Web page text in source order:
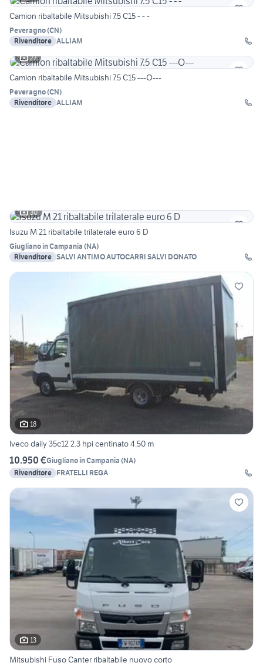
Camion ribaltabile Mitsubishi 7.5 C15 - - -
Peveragno(CN)
Rivenditore ALLIAM
27
Camion ribaltabile Mitsubishi 7.5 C15 ---O---
Peveragno(CN)
Rivenditore ALLIAM
30
Isuzu M 21 ribaltabile trilaterale euro 6 D
Giugliano in Campania (NA)
Rivenditore SALVI ANTIMO AUTOCARRI SALVI DONATO
18
Iveco daily 35c12 2.3 hpi centinato 4.50 m
10.950 €Giugliano in Campania (NA)
Rivenditore FRATELLI REGA
13
Mitsubishi Fuso Canter ribaltabile nuovo corto